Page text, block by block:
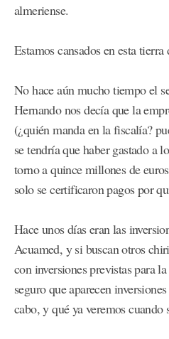
almeriense.
Estamos cansados en esta
No hace aún mucho tiempo el
Hernando nos decía que la
(¿quién manda en la fiscalía?
se tendría que haber gastado a
torno a quince millones de
solo se certificaron pagos por
Hace unos días eran las
Acuamed, y si buscan otros
con inversiones previstas para
seguro que aparecen
cabo, y qué ya veremos cuando